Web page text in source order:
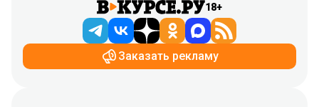
18+
Заказать рекламу